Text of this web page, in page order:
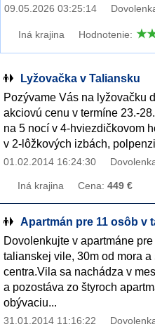
09.05.2026 03:25:14
Iná krajina Hodnotenie:
Lyžovačka v Taliansku
Pozývame Vás na lyžovačku
akciovú cenu v termíne 23.-
na 5 nocí v 4-hviezdičkovom
v 2-lôžkových izbách,
01.02.2014 16:24:30
Iná krajina Cena: 449 €
Apartmán pre 11 osôb v
Dovolenkujte v apartmáne
talianskej vile, 30m od mora a
centra.Vila sa nachádza v
a pozostáva zo štyroch
obývaciu...
31.01.2014 11:16:22